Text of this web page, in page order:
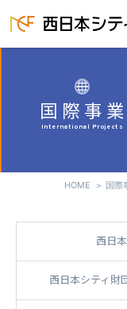
国際事業
International Projects
HOME 国際
西日
西日本シティ財